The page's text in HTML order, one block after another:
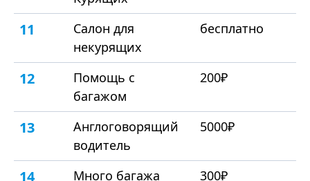
11
Салон для
некурящих
бесплатно
12
Помощь с
багажом
200₽
13
Англоговорящий
водитель
5000₽
14 Много багажа 300₽